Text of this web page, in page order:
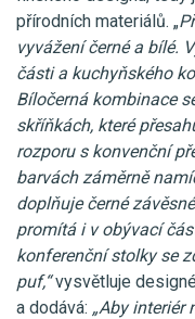
přírodních materiálů. „
vyvážení černé a bílé.
části a kuchyňského
Bíločerná kombinace
skříňkách, které
rozporu s konvenční
barvách záměrně
doplňuje černé
promítá i v obývací
konferenční stolky se
puf,“vysvětluje
a dodává: „Aby interiér